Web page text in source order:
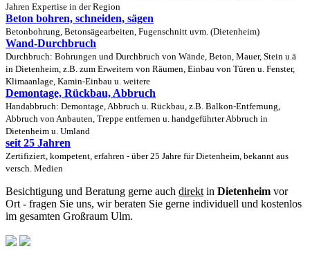
Jahren Expertise in der Region
Beton bohren, schneiden, sägen
Betonbohrung, Betonsägearbeiten, Fugenschnitt uvm. (Dietenheim)
Wand-Durchbruch
Durchbruch: Bohrungen und Durchbruch von Wände, Beton, Mauer, Stein u.ä
in Dietenheim, z.B. zum Erweitern von Räumen, Einbau von Türen u. Fenster,
Klimaanlage, Kamin-Einbau u. weitere
Demontage, Rückbau, Abbruch
Handabbruch: Demontage, Abbruch u. Rückbau, z.B. Balkon-Entfernung,
Abbruch von Anbauten, Treppe entfernen u. handgeführter Abbruch in
Dietenheim u. Umland
seit 25 Jahren
Zertifiziert, kompetent, erfahren - über 25 Jahre für Dietenheim, bekannt aus
versch. Medien
Besichtigung und Beratung gerne auch direkt in Dietenheim vor
Ort - fragen Sie uns, wir beraten Sie gerne individuell und kostenlos
im gesamten Großraum Ulm.